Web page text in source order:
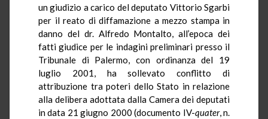
un giudizio a carico del deputato Vittorio Sgarbi
per il reato di diffamazione a mezzo stampa in
danno del dr. Alfredo Montalto, all’epoca dei
fatti giudice per le indagini preliminari presso il
Tribunale di Palermo, con ordinanza del 19
luglio 2001, ha sollevato conflitto di
attribuzione tra poteri dello Stato in relazione
alla delibera adottata dalla Camera dei deputati
in data 21 giugno 2000 (documento IV-quater, n.